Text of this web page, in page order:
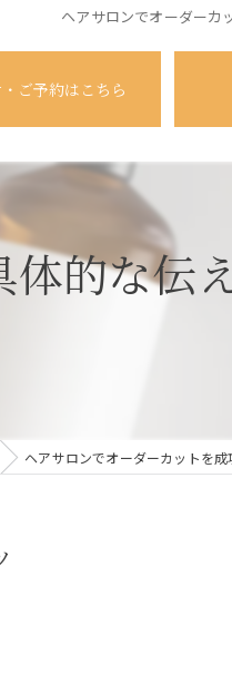
ヘアサロンでオーダーカ
ご予約はこちら
的な伝
ヘアサロンでオーダーカットを